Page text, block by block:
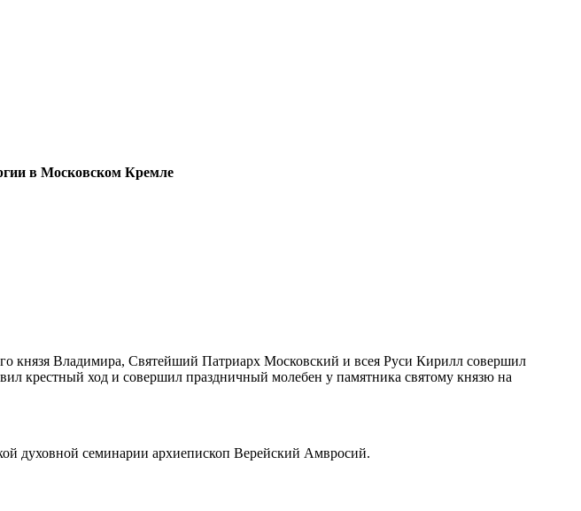
в Московском Кремле
князя Владимира, Святейший Патриарх Московский и всея Руси Кирилл совершил
крестный ход и совершил праздничный молебен у памятника святому князю на
духовной семинарии архиепископ Верейский Амвросий.